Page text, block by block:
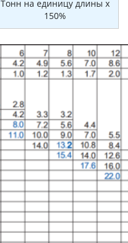
Тонн на единицу длины x
150%